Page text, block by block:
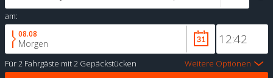
am:
08.08
Morgen
Für2 Fahrgäste mit2 Gepäckstücken Weitere Optionen